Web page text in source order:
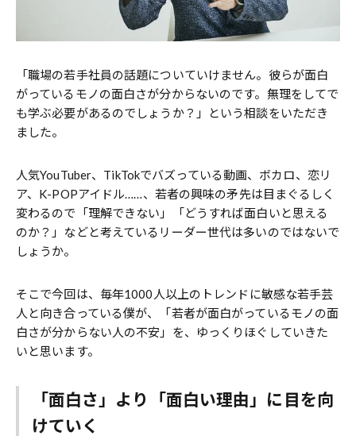
「職場の若手社員の話題についていけません。彼らが面白
がっているモノの面白さが分からないのです。無理をしてで
も学ぶ必要があるのでしょうか？」という相談をいただき
ました。
人気YouTuber、TikTokでバズっている動画、ボカロ、恋リ
ア、K-POPアイドル……、若者の興味の矛先は目まぐるしく
変わるので「理解できない」「どうすれば面白いと思える
のか？」などと考えているリーダー世代は多いのではないで
しょうか。
そこで今回は、毎年1000人以上のトレンドに敏感な若手芸
人と向き合っている僕が、「若者が面白がっているモノの面
白さが分からない人の不安」を、ゆっくりほぐしていきた
いと思います。
「面白さ」より「面白い理由」に目を向
けていく